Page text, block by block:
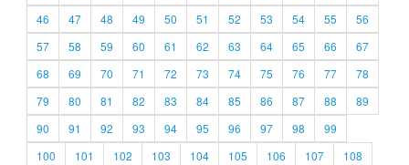
46
47 48 49 50 51 52 53 54 55
56
57
58 59 60 61 62 63 64 65 66
67
68
69 70 71 72 73 74 75 76 77
78
79
80 81 82 83 84 85 86 87 88
89
90
91 92 93 94 95 96 97 98
99
100
101 102 103 104 105 106 107
108